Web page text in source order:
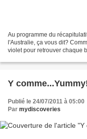
Au programme du
l'Australie, ça vous dit?
violet pour retrouver chaque
Y
Publié le 24/07/2011 à 05:00
Par mydiscoveries